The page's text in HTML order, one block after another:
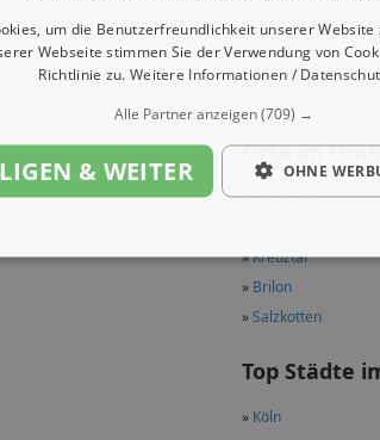
»Jahreswagen in
» Jahreswagen in
Orte im
»Arnsberg
»Kreuztal
» Brilon
»Salzkotten
Top Städte
» Köln
um die Benutzerfreundlichkeit unserer
Webseite stimmen Sie der Verwendung von
Richtlinie zu. Weitere Informationen /
Alle Partner anzeigen(709) →
& WEITER OHNE